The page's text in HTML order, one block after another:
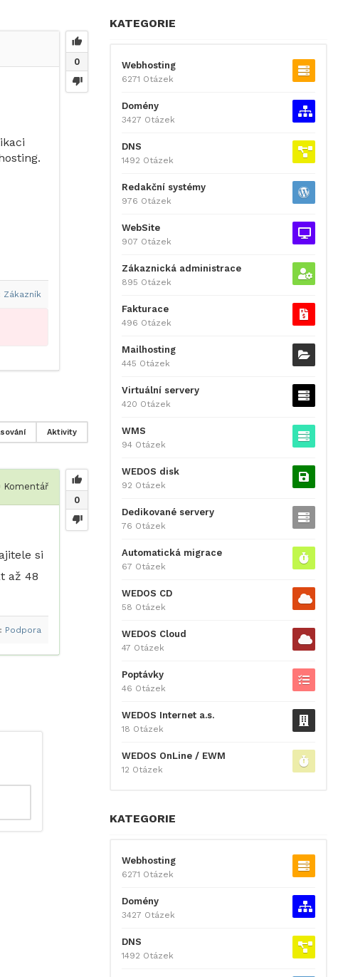
0
Zákazník
Aktivity
0
Komentář
si
až 48
Podpora
KATEGORIE
Webhosting
6271 Otázek
Domény
3427 Otázek
DNS
1492 Otázek
Redakční systémy
976 Otázek
WebSite
907 Otázek
Zákaznická administrace
895 Otázek
Fakturace
496 Otázek
Mailhosting
445 Otázek
Virtuální servery
420 Otázek
WMS
94 Otázek
WEDOS disk
92 Otázek
Dedikované servery
76 Otázek
Automatická migrace
67 Otázek
WEDOS CD
58 Otázek
WEDOS Cloud
47 Otázek
Poptávky
46 Otázek
WEDOS Internet a.s.
18 Otázek
WEDOS OnLine / EWM
12 Otázek
KATEGORIE
Webhosting
6271 Otázek
Domény
3427 Otázek
DNS
1492 Otázek